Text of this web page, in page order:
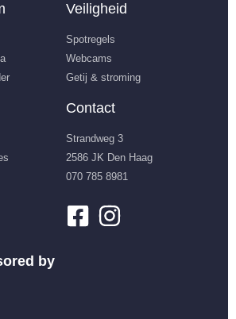
Veiligheid
Spotregels
Webcams
Getij & stroming
Contact
Strandweg 3
2586 JK Den Haag
070 785 8981
by